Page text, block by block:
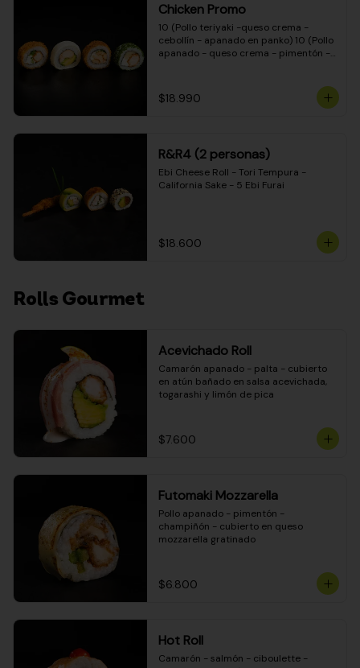
teriyaki - queso crema - cebollín -
envuelto en masa tempura) 10
(Pimentón - queso crema - cebollín -
envuelto en masa tempura)
Chicken Promo
10 (Pollo teriyaki -queso crema -
cebollín - apanado en panko) 10 (Pollo
apanado - queso crema - pimentón -
ciboulette) 10 (Pollo teriyaki - palta -
envuelto en queso crema)
$18.990
R&R4 (2 personas)
Ebi Cheese Roll - Tori Tempura -
California Sake - 5 Ebi Furai
$18.600
Rolls Gourmet
Acevichado Roll
Camarón apanado - palta - cubierto
en atún bañado en salsa acevichada,
togarashi y limón de pica
$7.600
Futomaki Mozzarella
Pollo apanado - pimentón -
champiñón - cubierto en queso
mozzarella gratinado
$6.800
Hot Roll
Camarón - salmón - ciboulette -